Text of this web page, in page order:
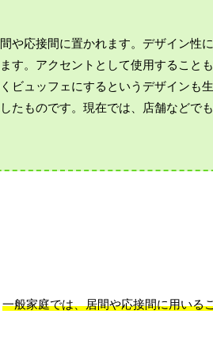
や応接間に置かれます。デザイン性
す。アクセントとして使用すること
ビュッフェにするというデザインも
たものです。現在では、店舗などで
一般家庭では、居間や応接間に用いる